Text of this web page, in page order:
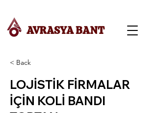
AVRASYA BANT
< Back
LOJİSTİK FİRMALAR
İÇİN KOLİ BANDI